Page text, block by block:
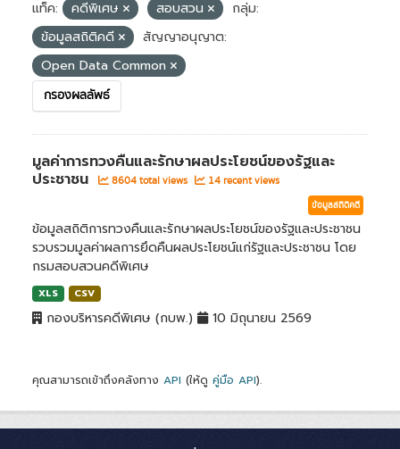
แท็ค: คดีพิเศษ สอบสวน
กลุ่ม:
ข้อมูลสถิติคดี
สัญญาอนุญาต:
Open Data Common
กรองผลลัพธ์
มูลค่าการทวงคืนและรักษาผลประโยชน์ของรัฐและ
ประชาชน
8604 total views 14 recent views
ข้อมูลสถิติคดี
ข้อมูลสถิติการทวงคืนและรักษาผลประโยชน์ของรัฐและประชาชน
รวบรวมมูลค่าผลการยึดคืนผลประโยชน์แก่รัฐและประชาชน โดย
กรมสอบสวนคดีพิเศษ
XLS CSV
กองบริหารคดีพิเศษ (กบพ.) 10 มิถุนายน 2569
คุณสามารถเข้าถึงคลังทาง API (ให้ดู คู่มือ API).